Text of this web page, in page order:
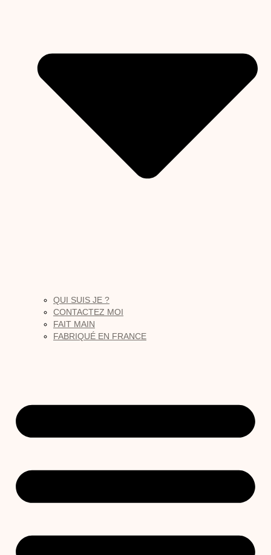
QUI SUIS JE ?
CONTACTEZ MOI
FAIT MAIN
FABRIQUÉ EN FRANCE